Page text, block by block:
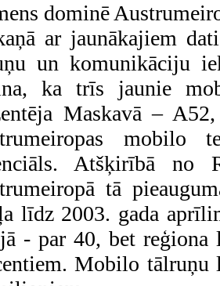
dominē
ar jaunākajiem
un komunikāciju
ka trīs jaunie
Maskavā –
mobilo
Atšķirībā no
tā
līdz 2003. gada
- par 40, bet
Mobilo